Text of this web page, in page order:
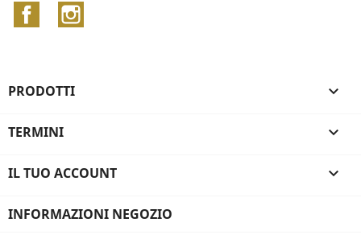
Facebook
PRODOTTI 
TERMINI 
IL TUO ACCOUNT 
INFORMAZIONI NEGOZIO